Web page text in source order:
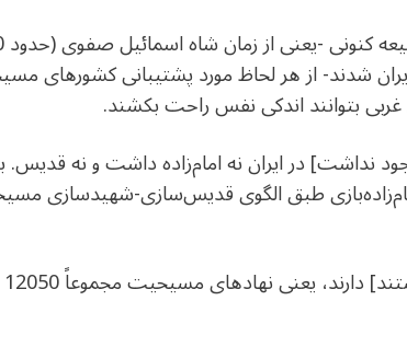
تعداد
شدند- از هر لحاظ مورد پشتیبانی کشورهای
بتوانند اندکی نفس راحت بکشند.
نداشت] در ایران نه امام‌زاده داشت و نه قدیس.
طبق الگوی قدیس‌سازی-شهیدسازی